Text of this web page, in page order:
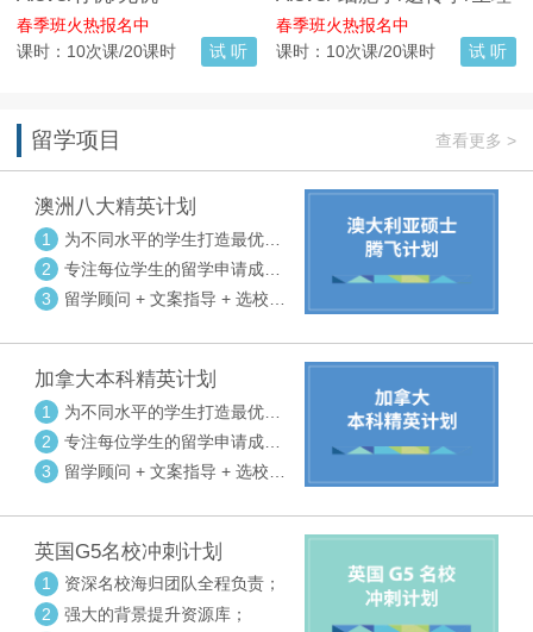
春季班火热报名中
课时：10次课/20课时
试 听
学/生态学
春季班火热报名中
课时：10次课/20课时
试 听
留学项目 查看更多 >
澳洲八大精英计划
1
为不同水平的学生打造最优选
校方案
2
专注每位学生的留学申请成功
率
3
留学顾问 + 文案指导 + 选校申
加拿大本科精英计划
1
为不同水平的学生打造最优选
校方案
2
专注每位学生的留学申请成功
率
3
留学顾问 + 文案指导 + 选校申
英国G5名校冲刺计划
1
资深名校海归团队全程负责；
2
强大的背景提升资源库；